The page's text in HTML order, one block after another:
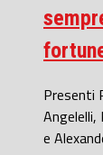
Presenti
Angelelli,
e